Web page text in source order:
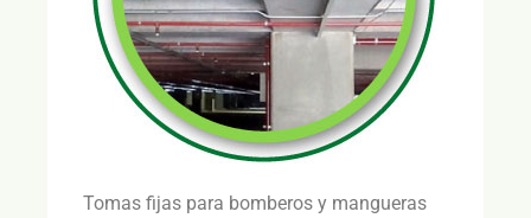
Tomas fijas para bomberos y mangueras